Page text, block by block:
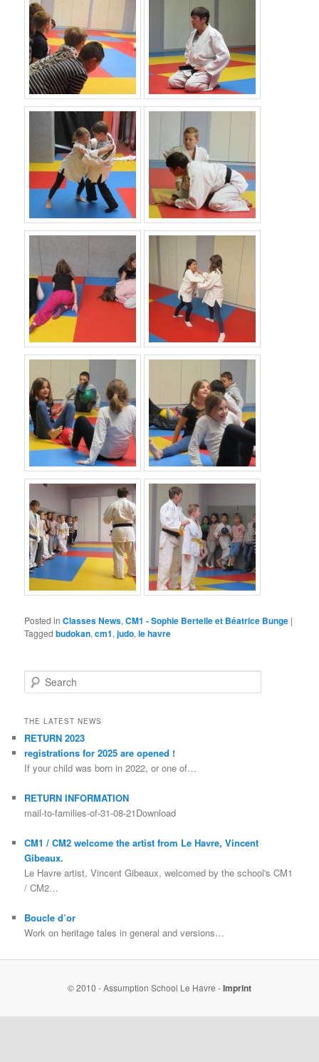
Posted in Classes News,CM1 - Sophie Bertelle et Béatrice Bunge |
Tagged budokan,cm1,judo,le havre
Search
THE LATEST NEWS
RETURN 2023
registrations for 2025 are opened !
If your child was born in 2022, or one of…
RETURN INFORMATION
mail-to-families-of-31-08-21Download
CM1 / CM2 welcome the artist from Le Havre, Vincent
Gibeaux.
Le Havre artist, Vincent Gibeaux, welcomed by the school's CM1
/ CM2…
Boucle d’or
Work on heritage tales in general and versions…
© 2010 - Assumption School Le Havre -Imprint